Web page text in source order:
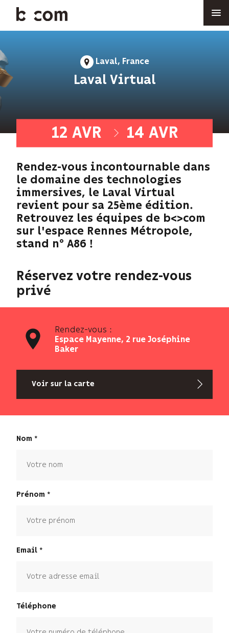
Aller
Laval, France
Laval Virtual
12 AVR
-
14 AVR
Rendez-vous incontournable dans
le domaine des technologies
immersives, le Laval Virtual
revient pour sa 25ème édition.
Retrouvez les équipes de b<>com
sur l'espace Rennes Métropole,
stand n° A86 !
Réservez votre rendez-vous
privé
Rendez-vous :
Espace Mayenne, 2 rue Joséphine
Baker
Voir sur la carte
Nom
Prénom
Email
Téléphone